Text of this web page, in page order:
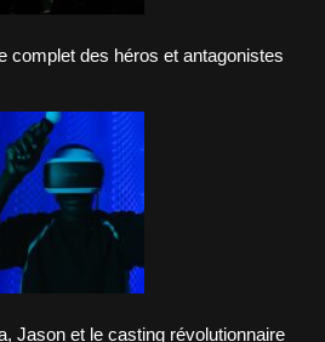
complet des héros et antagonistes
Jason et le casting révolutionnaire